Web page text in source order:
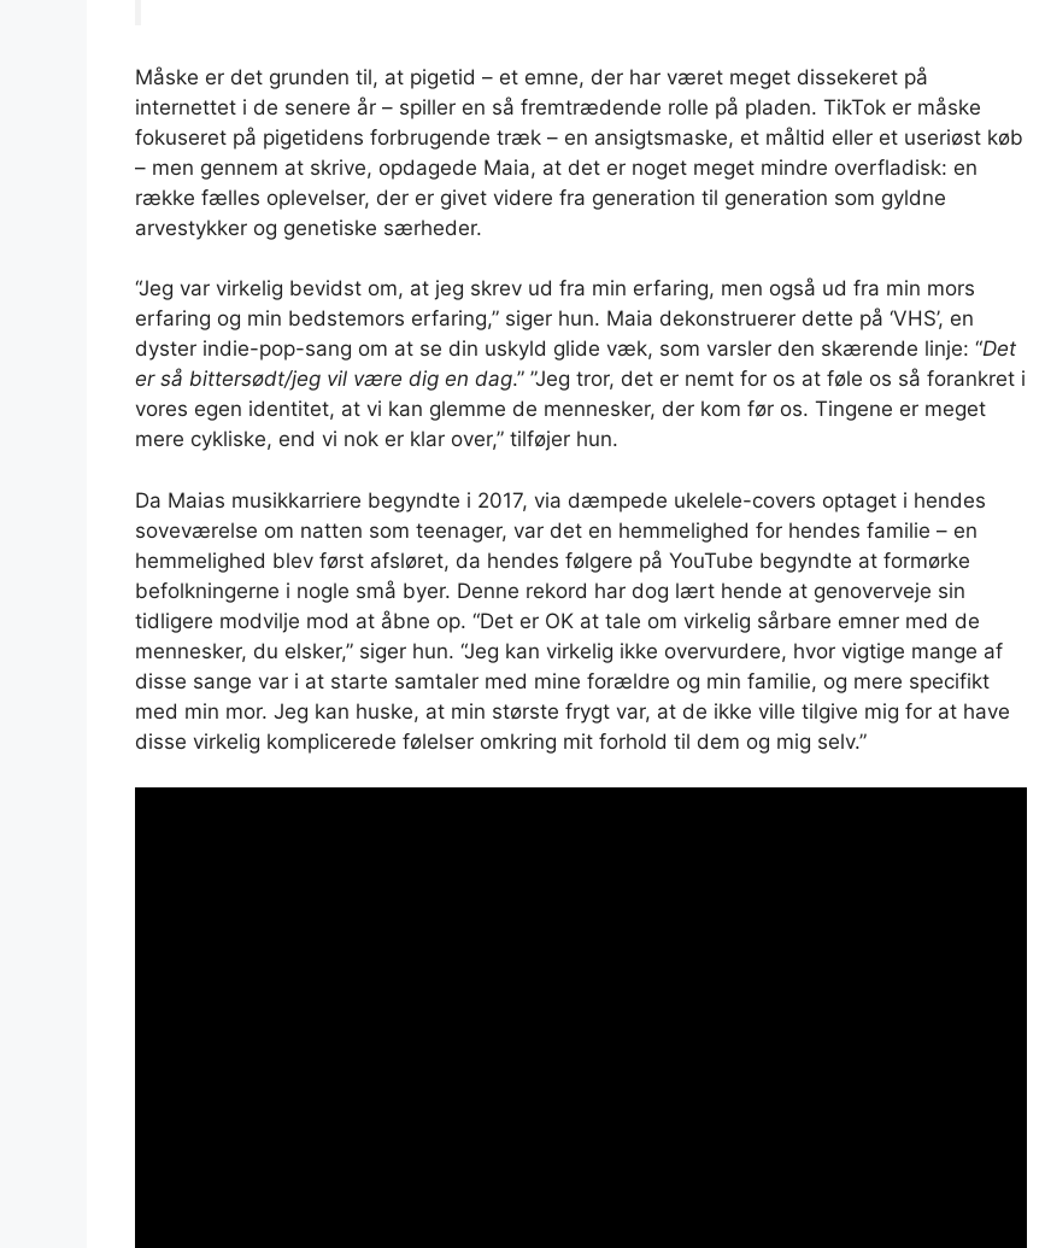
Måske er det grunden til, at pigetid – et emne, der har været meget dissekeret på
internettet i de senere år – spiller en så fremtrædende rolle på pladen. TikTok er måske
fokuseret på pigetidens forbrugende træk – en ansigtsmaske, et måltid eller et useriøst køb
– men gennem at skrive, opdagede Maia, at det er noget meget mindre overfladisk: en
række fælles oplevelser, der er givet videre fra generation til generation som gyldne
arvestykker og genetiske særheder.
“Jeg var virkelig bevidst om, at jeg skrev ud fra min erfaring, men også ud fra min mors
erfaring og min bedstemors erfaring,” siger hun. Maia dekonstruerer dette på ‘VHS’, en
dyster indie-pop-sang om at se din uskyld glide væk, som varsler den skærende linje: “Det
er så bittersødt/jeg vil være dig en dag.” ”Jeg tror, ​​det er nemt for os at føle os så forankret i
vores egen identitet, at vi kan glemme de mennesker, der kom før os. Tingene er meget
mere cykliske, end vi nok er klar over,” tilføjer hun.
Da Maias musikkarriere begyndte i 2017, via dæmpede ukelele-covers optaget i hendes
soveværelse om natten som teenager, var det en hemmelighed for hendes familie – en
hemmelighed blev først afsløret, da hendes følgere på YouTube begyndte at formørke
befolkningerne i nogle små byer. Denne rekord har dog lært hende at genoverveje sin
tidligere modvilje mod at åbne op. “Det er OK at tale om virkelig sårbare emner med de
mennesker, du elsker,” siger hun. “Jeg kan virkelig ikke overvurdere, hvor vigtige mange af
disse sange var i at starte samtaler med mine forældre og min familie, og mere specifikt
med min mor. Jeg kan huske, at min største frygt var, at de ikke ville tilgive mig for at have
disse virkelig komplicerede følelser omkring mit forhold til dem og mig selv.”